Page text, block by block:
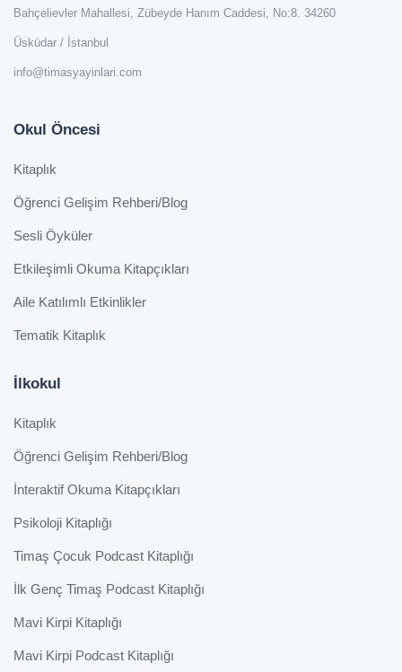
Bahçelievler Mahallesi, Zübeyde Hanım Caddesi, No:8. 34260
Üsküdar / İstanbul
info@timasyayinlari.com
Okul Öncesi
Kitaplık
Öğrenci Gelişim Rehberi/Blog
Sesli Öyküler
Etkileşimli Okuma Kitapçıkları
Aile Katılımlı Etkinlikler
Tematik Kitaplık
İlkokul
Kitaplık
Öğrenci Gelişim Rehberi/Blog
İnteraktif Okuma Kitapçıkları
Psikoloji Kitaplığı
Timaş Çocuk Podcast Kitaplığı
İlk Genç Timaş Podcast Kitaplığı
Mavi Kirpi Kitaplığı
Mavi Kirpi Podcast Kitaplığı